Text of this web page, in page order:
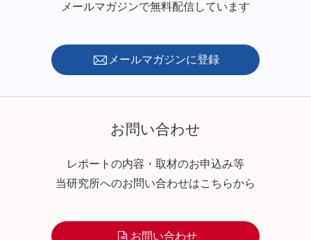
メールマガジンで無料配信しています
メールマガジンに登録
お問い合わせ
レポートの内容・取材のお申込み等
当研究所へのお問い合わせはこちらから
お問い合わせ